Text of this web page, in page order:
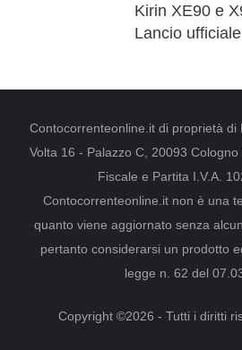
Kirin XE90 e
Lancio
Contocorrenteonline.it di proprietà di
Volta 16 - Palazzo C, 20093
Fiscale e Partita I.V.A.
Contocorrenteonline.it non è una
quanto viene aggiornato senza
pertanto considerarsi un prodotto
legge n. 62 del
Copyright ©2026 - Tutti i diritti